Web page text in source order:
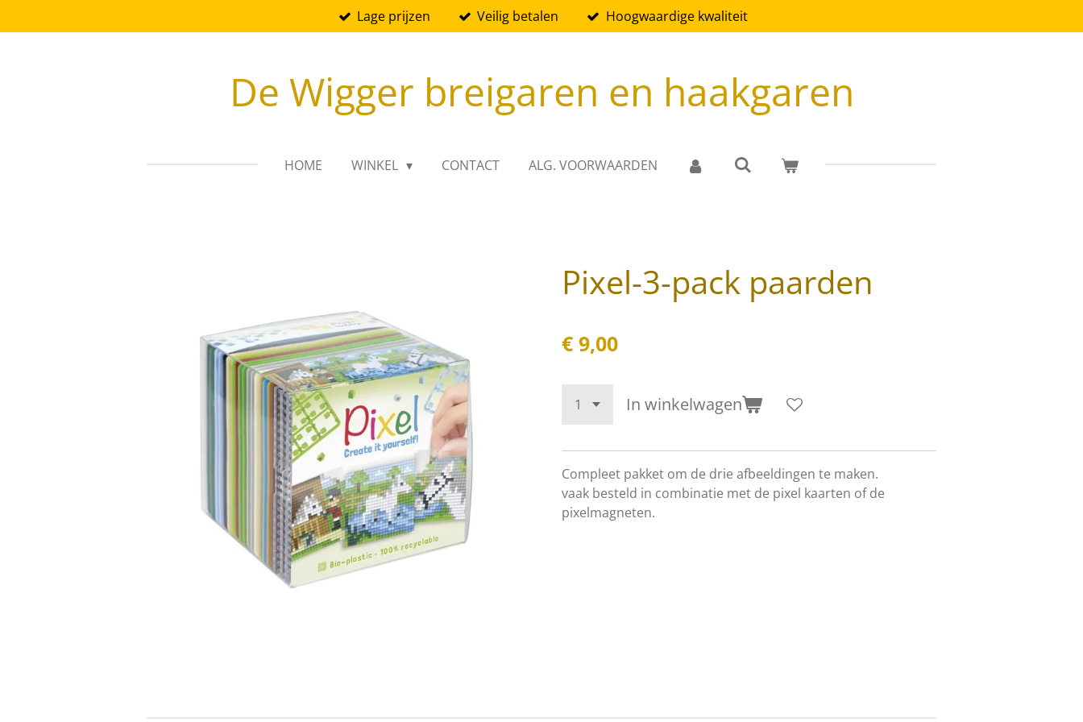
direct
Lage prijzen Veilig betalen Hoogwaardige kwaliteit
De Wigger breigaren en haakgaren
HOME WINKEL CONTACT ALG. VOORWAARDEN
Pixel-3-pack paarden
€ 9,00
In winkelwagen
Compleet pakket om de drie afbeeldingen te maken.
vaak besteld in combinatie met de pixel kaarten of de
pixelmagneten.